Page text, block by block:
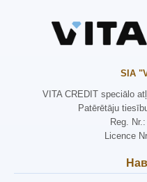
SIA
VITA CREDIT speciālo
Patērētāju
Reg.
Licence